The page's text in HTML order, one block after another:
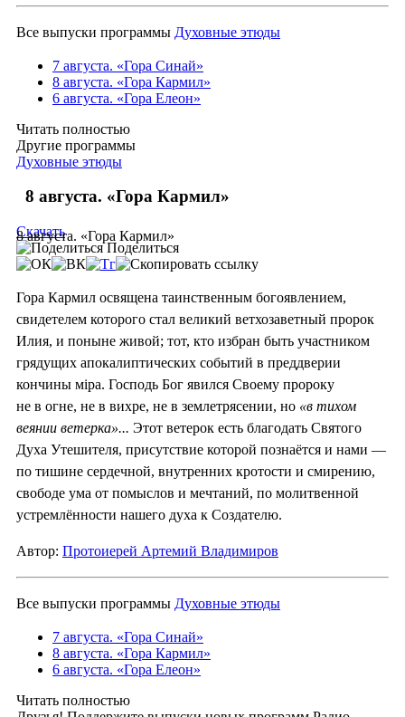
Все выпуски программы Духовные этюды
7 августа. «Гора Синай»
8 августа. «Гора Кармил»
6 августа. «Гора Елеон»
Читать полностью
Другие программы
Духовные этюды
8 августа. «Гора Кармил»
8 августа. «Гора Кармил»
Скачать
Поделиться
Гора Кармил освящена таинственным богоявлением,
свидетелем которого стал великий ветхозаветный пророк
Илия, и поныне живой; тот, кто избран быть участником
грядущих апокалиптических событий в преддверии
кончины мiра. Господь Бог явился Своему пророку
не в огне, не в вихре, не в землетрясении, но «в тихом
веянии ветерка»... Этот ветерок есть благодать Святого
Духа Утешителя, присутствие которой познаётся и нами —
по тишине сердечной, внутренних кротости и смирению,
свободе ума от помыслов и мечтаний, по молитвенной
устремлённости нашего духа к Создателю.
Автор: Протоиерей Артемий Владимиров
Все выпуски программы Духовные этюды
7 августа. «Гора Синай»
8 августа. «Гора Кармил»
6 августа. «Гора Елеон»
Читать полностью